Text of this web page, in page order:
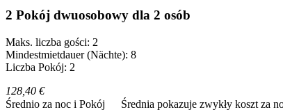
2 Pokój dwuosobowy dla 2 osób
Maks. liczba gości: 2
Mindestmietdauer (Nächte): 8
Liczba Pokój: 2
128,40 €
Średnio za noc i Pokój
Średnia pokazuje zwykły koszt za